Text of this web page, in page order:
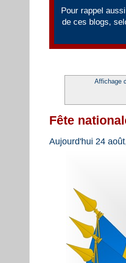
Pour rappel
de ces blogs,
Affichage
Fête
Aujourd'hui 24